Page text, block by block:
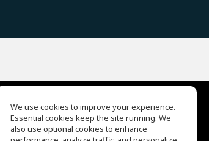
EQ Ear Training
Drum Machine
We use cookies to improve your experience.
Essential cookies keep the site running. We
also use optional cookies to enhance